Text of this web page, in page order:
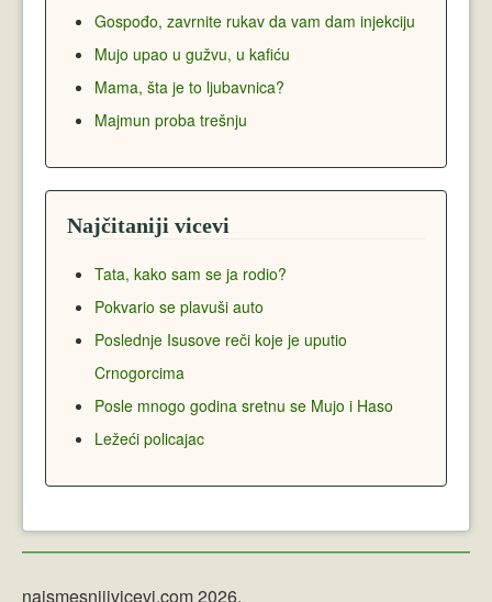
Gospođo, zavrnite rukav da vam dam injekciju
Mujo upao u gužvu, u kafiću
Mama, šta je to ljubavnica?
Majmun proba trešnju
Najčitaniji vicevi
Tata, kako sam se ja rodio?
Pokvario se plavuši auto
Poslednje Isusove reči koje je uputio
Crnogorcima
Posle mnogo godina sretnu se Mujo i Haso
Ležeći policajac
najsmesnijivicevi.com 2026.